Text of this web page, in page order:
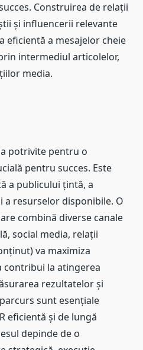
Construirea de relații
și influencerii relevante
eficientă a mesajelor cheie
intermediul articolelor,
media.
potrivite pentru o
pentru succes. Este
a publicului țintă, a
a resurselor disponibile. O
combină diverse canale
social media, relații
va maximiza
contribui la atingerea
rezultatelor și
sunt esențiale
eficientă și de lungă
depinde de o